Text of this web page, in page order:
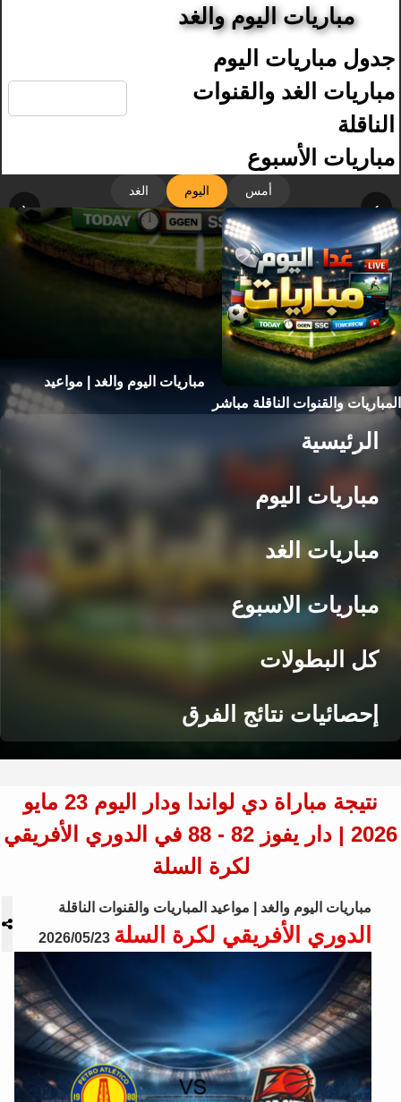
مباريات اليوم والغد
جدول مباريات اليوم
مباريات الغد والقنوات
الناقلة
مباريات الأسبوع
أمس اليوم الغد
‹ ›
مباريات اليوم والغد | مواعيد
المباريات والقنوات الناقلة مباشر
الرئيسية
مباريات اليوم
مباريات الغد
مباريات الاسبوع
كل البطولات
إحصائيات نتائج الفرق
نتيجة مباراة دي لواندا ودار اليوم 23 مايو
2026 | دار يفوز 82 - 88 في الدوري الأفريقي
لكرة السلة
مباريات اليوم والغد | مواعيد المباريات والقنوات الناقلة
الدوري الأفريقي لكرة السلة 2026/05/23